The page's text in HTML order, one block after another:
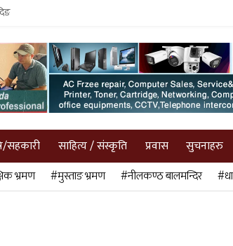
सहकारी साहित्य / संस्कृति प्रवास सुचनाहरु
भ्रमण #मुस्ताङ भ्रमण #नीलकण्ठ बालमन्दिर